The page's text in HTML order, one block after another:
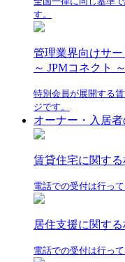
す。
管理業界向けサ
～ JPMコネクト ～
特別会員が展開する
ジです。
オーナー・入居
賃貸住宅に関する
電話での受付は行っ
居住支援に関する
電話での受付は行っ